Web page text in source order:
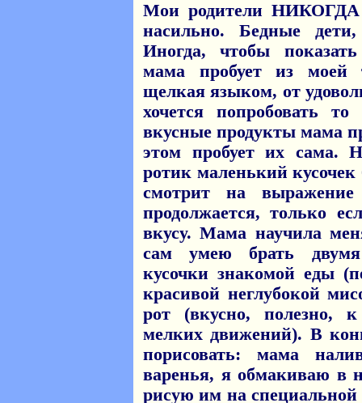
Мои родители НИКОГДА
насильно. Бедные
Иногда, чтобы
мама пробует из моей
щелкая языком, от
хочется попробовать
вкусные продукты мама
этом пробует их сама.
ротик маленький
смотрит на
продолжается, только
вкусу. Мама научила
сам умею брать
кусочки знакомой еды
красивой неглубокой
рот (вкусно, полезно,
мелких движений). В
порисовать: мама
варенья, я обмакиваю в
рисую им на